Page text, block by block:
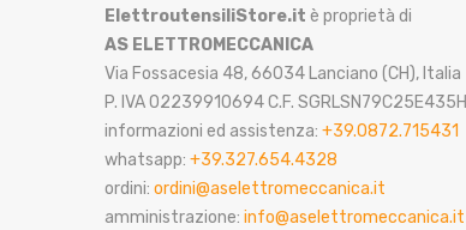
ElettroutensiliStore.it è proprietà di
AS ELETTROMECCANICA
Via Fossacesia 48, 66034 Lanciano (CH), Italia
P. IVA 02239910694 C.F. SGRLSN79C25E435H
informazioni ed assistenza: +39.0872.715431
whatsapp: +39.327.654.4328
ordini: ordini@aselettromeccanica.it
amministrazione: info@aselettromeccanica.it